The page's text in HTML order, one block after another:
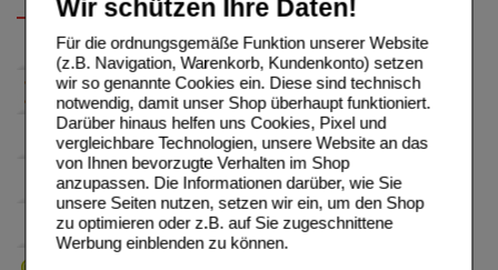
Wir schützen Ihre Daten!
Für die ordnungsgemäße Funktion unserer Website
(z.B. Navigation, Warenkorb, Kundenkonto) setzen
wir so genannte Cookies ein. Diese sind technisch
notwendig, damit unser Shop überhaupt funktioniert.
Darüber hinaus helfen uns Cookies, Pixel und
vergleichbare Technologien, unsere Website an das
von Ihnen bevorzugte Verhalten im Shop
anzupassen. Die Informationen darüber, wie Sie
unsere Seiten nutzen, setzen wir ein, um den Shop
zu optimieren oder z.B. auf Sie zugeschnittene
Werbung einblenden zu können.